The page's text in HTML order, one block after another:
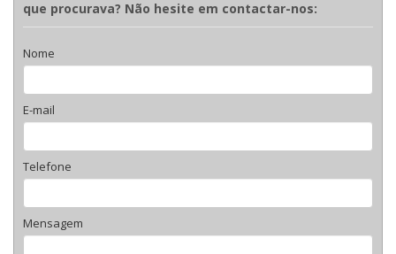
que procurava? Não hesite em contactar-nos:
Nome
E-mail
Telefone
Mensagem